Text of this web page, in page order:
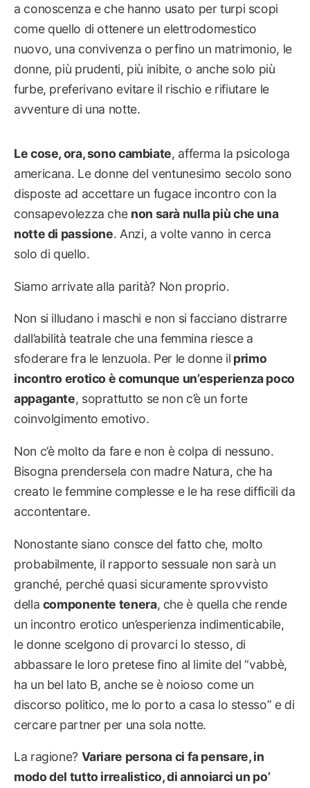
a conoscenza e che hanno usato per turpi scopi
come quello di ottenere un elettrodomestico
nuovo, una convivenza o perfino un matrimonio, le
donne, più prudenti, più inibite, o anche solo più
furbe, preferivano evitare il rischio e rifiutare le
avventure di una notte.
Le cose, ora, sono cambiate, afferma la psicologa
americana. Le donne del ventunesimo secolo sono
disposte ad accettare un fugace incontro con la
consapevolezza che non sarà nulla più che una
notte di passione. Anzi, a volte vanno in cerca
solo di quello.
Siamo arrivate alla parità? Non proprio.
Non si illudano i maschi e non si facciano distrarre
dall’abilità teatrale che una femmina riesce a
sfoderare fra le lenzuola. Per le donne il primo
incontro erotico è comunque un’esperienza poco
appagante, soprattutto se non c’è un forte
coinvolgimento emotivo.
Non c’è molto da fare e non è colpa di nessuno.
Bisogna prendersela con madre Natura, che ha
creato le femmine complesse e le ha rese difficili da
accontentare.
Nonostante siano consce del fatto che, molto
probabilmente, il rapporto sessuale non sarà un
granché, perché quasi sicuramente sprovvisto
della componente tenera, che è quella che rende
un incontro erotico un’esperienza indimenticabile,
le donne scelgono di provarci lo stesso, di
abbassare le loro pretese fino al limite del “vabbè,
ha un bel lato B, anche se è noioso come un
discorso politico, me lo porto a casa lo stesso” e di
cercare partner per una sola notte.
La ragione? Variare persona ci fa pensare, in
modo del tutto irrealistico, di annoiarci un po’